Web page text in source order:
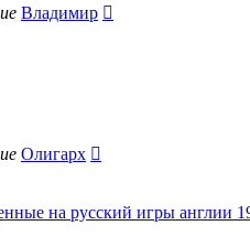
Владимир
Олигарх
на русский игры англии